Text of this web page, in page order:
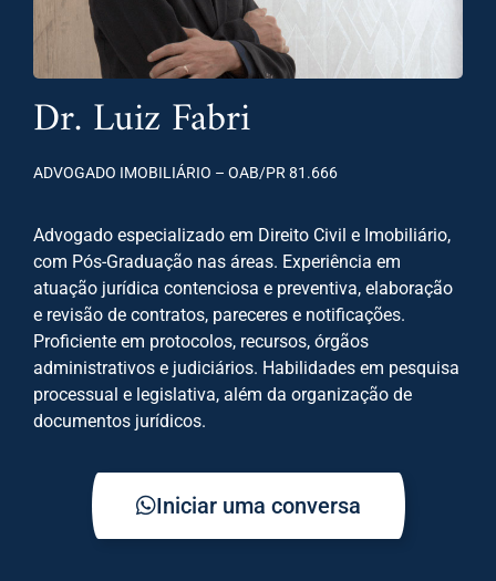
Dr. Luiz Fabri
ADVOGADO IMOBILIÁRIO – OAB/PR 81.666
Advogado especializado em Direito Civil e Imobiliário,
com Pós-Graduação nas áreas. Experiência em
atuação jurídica contenciosa e preventiva, elaboração
e revisão de contratos, pareceres e notificações.
Proficiente em protocolos, recursos, órgãos
administrativos e judiciários. Habilidades em pesquisa
processual e legislativa, além da organização de
documentos jurídicos.
Iniciar uma conversa